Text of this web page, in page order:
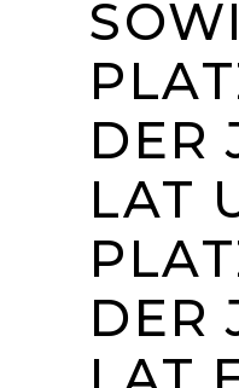
DER
LAT
DER